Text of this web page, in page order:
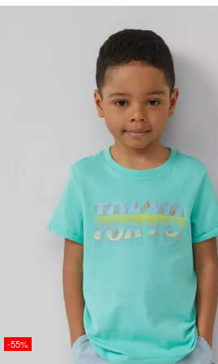
-55%